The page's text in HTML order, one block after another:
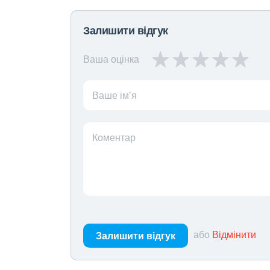
Залишити відгук
Ваша оцінка
Ваше ім’я
Коментар
Залишити відгук або Відмінити